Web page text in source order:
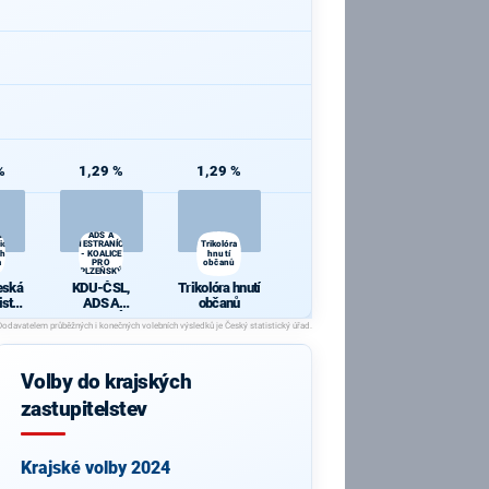
1,29 %
ADS A
NESTRANÍCI
- KOALICE
PRO
PLZEŇSKÝ
KRAJ
KDU-ČSL,
ADS A
NESTRANÍCI -
KOALICE PRO
PLZEŇSKÝ
1,29 %
Trikolóra
hnutí
občanů
Trikolóra hnutí
občanů
Volby do krajských
zastupitelstev
Krajské volby 2024